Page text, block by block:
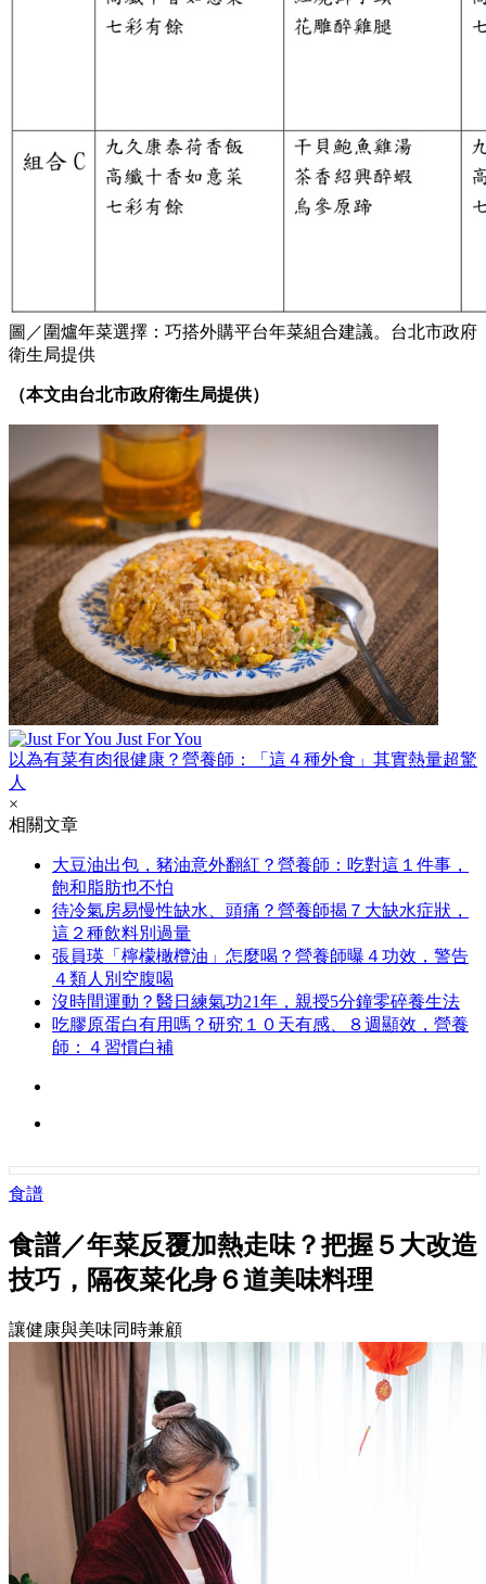
圖／圍爐年菜選擇：巧搭外購平台年菜組合建議。台北市政府
衛生局提供
（本文由台北市政府衛生局提供）
Just For You
以為有菜有肉很健康？營養師：「這４種外食」其實熱量超驚
人
×
相關文章
大豆油出包，豬油意外翻紅？營養師：吃對這１件事，
飽和脂肪也不怕
待冷氣房易慢性缺水、頭痛？營養師揭７大缺水症狀，
這２種飲料別過量
張員瑛「檸檬橄欖油」怎麼喝？營養師曝４功效，警告
４類人別空腹喝
沒時間運動？醫日練氣功21年，親授5分鐘零碎養生法
吃膠原蛋白有用嗎？研究１０天有感、８週顯效，營養
師：４習慣白補
食譜
食譜／年菜反覆加熱走味？把握５大改造
技巧，隔夜菜化身６道美味料理
讓健康與美味同時兼顧